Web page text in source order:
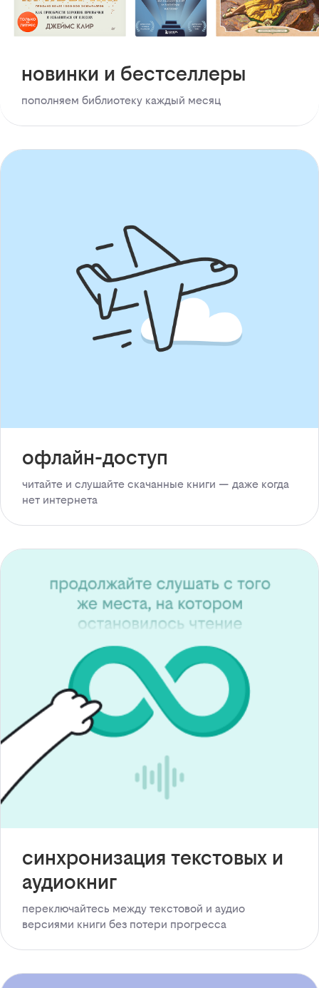
новинки и бестселлеры
пополняем библиотеку каждый месяц
офлайн-доступ
читайте и слушайте скачанные книги — даже когда
нет интернета
синхронизация текстовых и
аудиокниг
переключайтесь между текстовой и аудио
версиями книги без потери прогресса